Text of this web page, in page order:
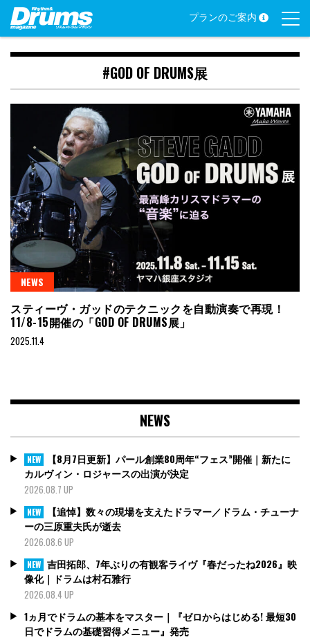
Skip
content
プランのご案内
#GOD OF DRUMS展
NEWS
スティーヴ・ガッドのテクニックを自動演奏で再現！
11/8-15開催の「GOD OF DRUMS展」
2025.11.4
NEWS
NEW
【8月7日更新】パール創業80周年“フェス”開催｜新たに
カルヴィン・ロジャースの出演が決定
2026.08.7 UP
NEW
【追悼】数々の現場を支えたドラマー／ドラム・チューナ
ーの三原重夫氏が逝去
2026.08.6 UP
NEW 吉田拓郎、7年ぶりの有観客ライヴ『春だったね2026』映
像化｜ドラムは村石雅行
2026.08.4 UP
1ヵ月でドラムの基本をマスター｜『ゼロからはじめる! 最短30
日でドラムの基礎習得メニュー』発売